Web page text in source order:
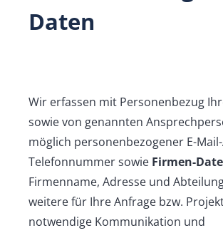
Daten
Wir erfassen mit Personenbezug
sowie von genannten
möglich personenbezogener E-
Telefonnummer sowie Firmen-
Firmenname, Adresse und
weitere für Ihre Anfrage bzw.
notwendige Kommunikation und